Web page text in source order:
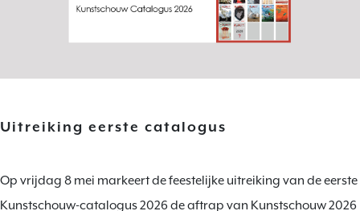
Uitreiking eerste catalogus
Op vrijdag 8 mei markeert de feestelijke uitreiking van de eerste
Kunstschouw-catalogus 2026 de aftrap van Kunstschouw 2026